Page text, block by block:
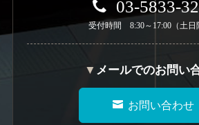
03-5833-
受付時間 8:30～17:00（土日
▼ メールでのお問い
お問い合わせ